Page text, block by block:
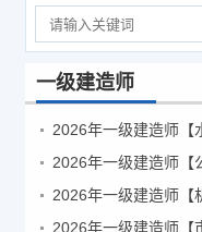
一级建造师
2026年一级建造师【
2026年一级建造师【
2026年一级建造师【
2026年一级建造师【